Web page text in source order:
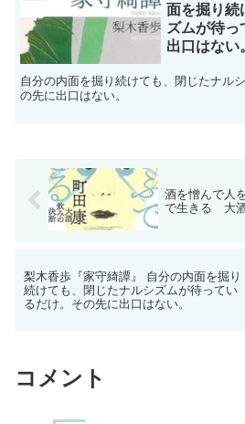
面を掘り続
ズムが待っ
出口はない
自分の内面を掘り続けても、閉じたナル
の先に出口はない。
酒を憎んで人
で生きる 大酒
梨木香歩『家守綺譚』 自分の内面を掘り
続けても、閉じたナルシズムが待ってい
るだけ。その先に出口はない。
コメント